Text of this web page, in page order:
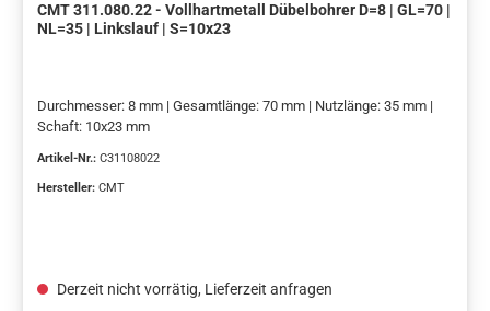
CMT 311.080.22 - Vollhartmetall Dübelbohrer D=8 | GL=70 |
NL=35 | Linkslauf | S=10x23
Durchmesser: 8 mm | Gesamtlänge: 70 mm | Nutzlänge: 35 mm |
Schaft: 10x23 mm
Artikel-Nr.: C31108022
Hersteller: CMT
Derzeit nicht vorrätig, Lieferzeit anfragen